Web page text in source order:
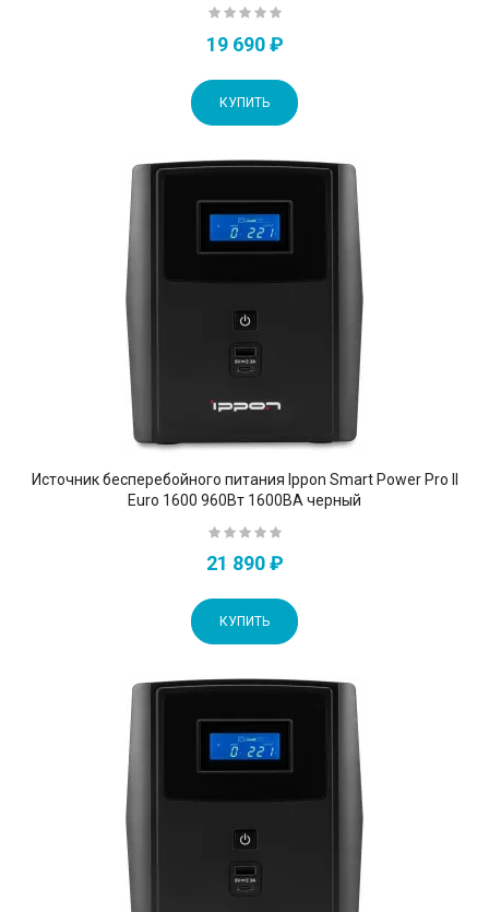
19 690 ₽
КУПИТЬ
Источник бесперебойного питания Ippon Smart Power Pro II
Euro 1600 960Вт 1600ВА черный
21 890 ₽
КУПИТЬ